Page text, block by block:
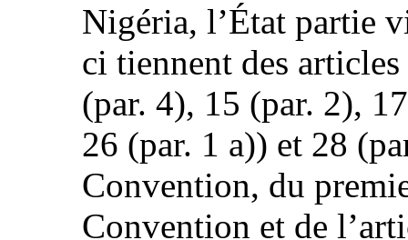
Nigéria, l’État partie
ci tiennent des
(par. 4), 15 (par. 2),
26 (par. 1 a)) et 28
Convention, du
Convention et de